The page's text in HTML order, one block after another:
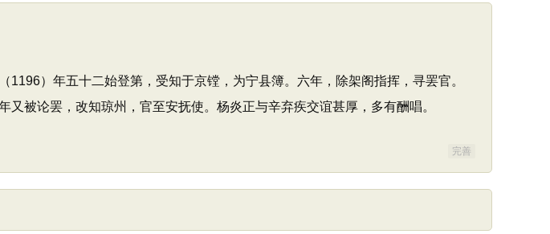
）年五十二始登第，受知于京镗，为宁县簿。六年，除架阁指挥，寻罢官。
被论罢，改知琼州，官至安抚使。杨炎正与辛弃疾交谊甚厚，多有酬唱。
完善